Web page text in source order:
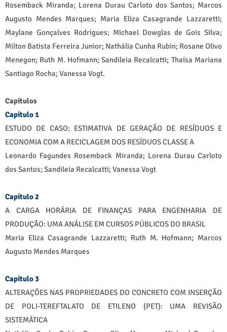
Rosemback Miranda; Lorena Durau Carloto dos Santos; Marcos
Augusto Mendes Marques; Maria Eliza Casagrande Lazzaretti;
Maylane Gonçalves Rodrigues; Michael Dowglas de Gois Silva;
Milton Batista Ferreira Junior; Nathália Cunha Rubin; Rosane Olivo
Menegon; Ruth M. Hofmann; Sandileia Recalcatti; Thaísa Mariana
Santiago Rocha; Vanessa Vogt.
Capítulos
Capítulo 1
ESTUDO DE CASO: ESTIMATIVA DE GERAÇÃO DE RESÍDUOS E
ECONOMIA COM A RECICLAGEM DOS RESÍDUOS CLASSE A
Leonardo Fagundes Rosemback Miranda; Lorena Durau Carloto
dos Santos; Sandileia Recalcatti; Vanessa Vogt
Capítulo 2
A CARGA HORÁRIA DE FINANÇAS PARA ENGENHARIA DE
PRODUÇÃO: UMA ANÁLISE EM CURSOS PÚBLICOS DO BRASIL
Maria Eliza Casagrande Lazzaretti; Ruth M. Hofmann; Marcos
Augusto Mendes Marques
Capítulo 3
ALTERAÇÕES NAS PROPRIEDADES DO CONCRETO COM INSERÇÃO
DE POLI-TEREFTALATO DE ETILENO (PET): UMA REVISÃO
SISTEMÁTICA